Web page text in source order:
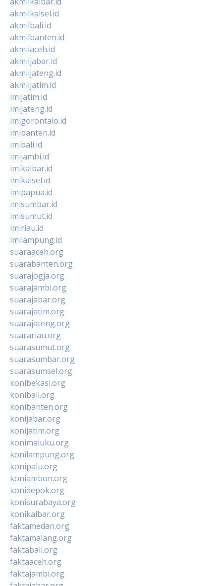
akmilkalsel.id
akmilbali.id
akmilbanten.id
akmilaceh.id
akmiljabar.id
akmiljateng.id
akmiljatim.id
imijatim.id
imijateng.id
imigorontalo.id
imibanten.id
imibali.id
imijambi.id
imikalbar.id
imikalsel.id
imipapua.id
imisumbar.id
imisumut.id
imiriau.id
imilampung.id
suaraaceh.org
suarabanten.org
suarajogja.org
suarajambi.org
suarajabar.org
suarajatim.org
suarajateng.org
suarariau.org
suarasumut.org
suarasumbar.org
suarasumsel.org
konibekasi.org
konibali.org
konibanten.org
konijabar.org
konijatim.org
konimaluku.org
konilampung.org
konipalu.org
koniambon.org
konidepok.org
konisurabaya.org
konikalbar.org
faktamedan.org
faktamalang.org
faktabali.org
faktaaceh.org
faktajambi.org